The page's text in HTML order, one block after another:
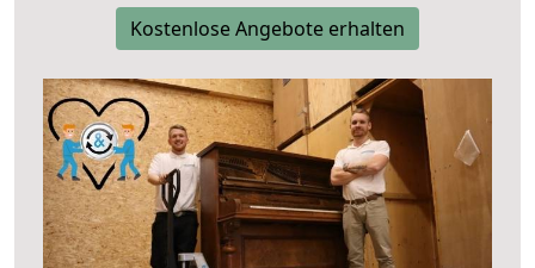
Kostenlose Angebote erhalten